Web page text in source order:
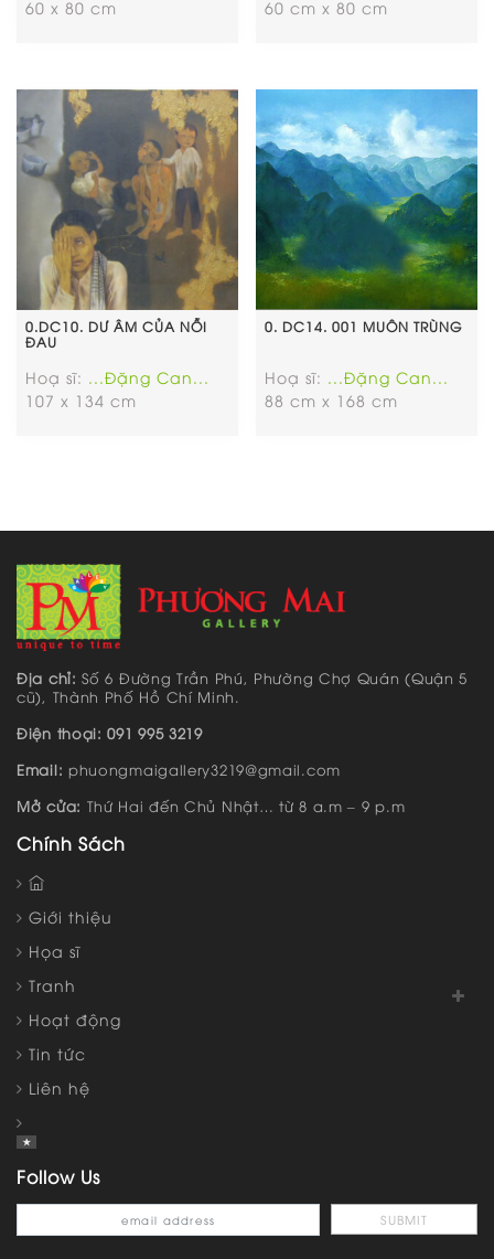
60 x 80 cm
60 cm x 80 cm
0.DC10. DƯ ÂM CỦA NỖI
ĐAU
Hoạ sĩ: ...Đặng Can...
107 x 134 cm
0. DC14. 001 MUÔN TRÙNG
Hoạ sĩ: ...Đặng Can...
88 cm x 168 cm
Địa chỉ: Số 6 Đường Trần Phú, Phường Chợ Quán (Quận 5
cũ), Thành Phố Hồ Chí Minh.
Điện thoại: 091 995 3219
Email: phuongmaigallery3219@gmail.com
Mở cửa: Thứ Hai đến Chủ Nhật… từ 8 a.m – 9 p.m
Chính Sách
Giới thiệu
Họa sĩ
Tranh
Hoạt động
Tin tức
Liên hệ
Follow Us